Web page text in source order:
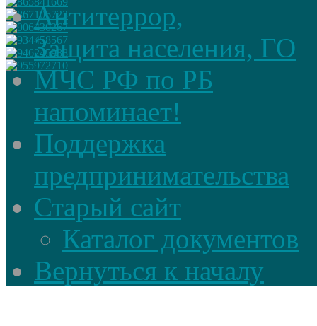
Антитеррор,
Защита населения, ГО
МЧС РФ по РБ
напоминает!
Поддержка
предпринимательства
Старый сайт
Каталог документов
Вернуться к началу